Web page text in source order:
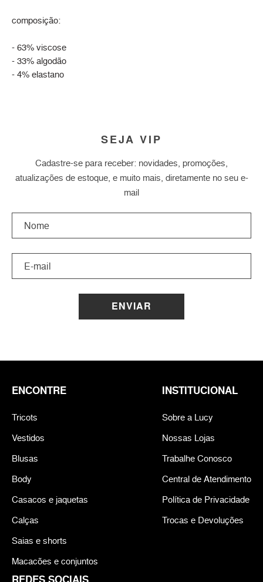
composição:
- 63% viscose
- 33% algodão
- 4% elastano
SEJA VIP
Cadastre-se para receber: novidades, promoções,
atualizações de estoque, e muito mais, diretamente no seu e-
mail
ENVIAR
ENCONTRE
Tricots
Vestidos
Blusas
Body
Casacos e jaquetas
Calças
Saias e shorts
Macacões e conjuntos
INSTITUCIONAL
Sobre a Lucy
Nossas Lojas
Trabalhe Conosco
Central de Atendimento
Política de Privacidade
Trocas e Devoluções